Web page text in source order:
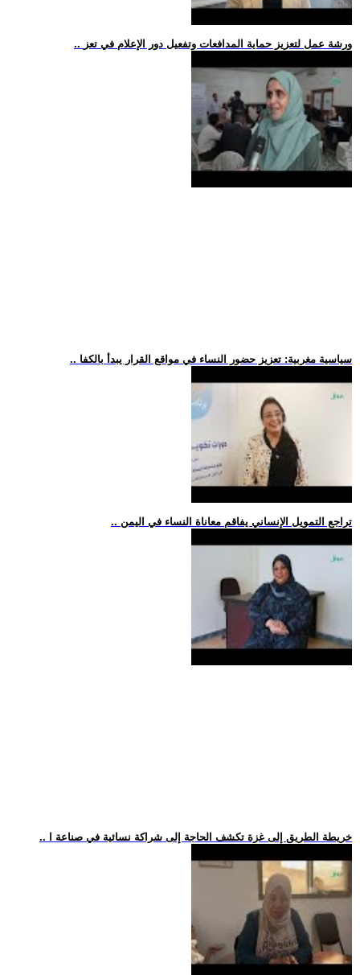
.. ورشة عمل لتعزيز حماية المدافعات وتفعيل دور الإعلام في تعز
.. سياسية مغربية: تعزيز حضور النساء في مواقع القرار يبدأ بالكفا
.. تراجع التمويل الإنساني يفاقم معاناة النساء في اليمن
.. خريطة الطريق إلى غزة تكشف الحاجة إلى شراكة نسائية في صناعة ا